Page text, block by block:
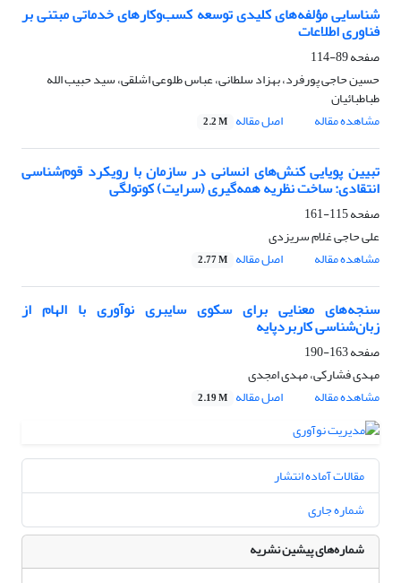
شناسایی مؤلفه‌های کلیدی توسعه کسب‌وکارهای خدماتی مبتنی بر
فناوری اطلاعات
صفحه89-114
حسین حاجی پورفرد، بهزاد سلطانی، عباس طلوعی اشلقی، سید حبیب الله
طباطبائیان
مشاهده مقاله
اصل مقاله 2.2 M
تبیین پویایی کنش‌های انسانی در سازمان با رویکرد قوم‌شناسی
انتقادی: ساخت نظریه همه‌گیری (سرایت) کوتولگی
صفحه115-161
علی حاجی غلام سریزدی
مشاهده مقاله
اصل مقاله 2.77 M
سنجه‌های معنایی برای سکوی سایبری نوآوری با الهام از
زبان‌شناسی کاربردپایه
صفحه163-190
مهدی فشارکی، مهدی امجدی
مشاهده مقاله
اصل مقاله 2.19 M
مقالات آماده انتشار
شماره جاری
شماره‌های پیشین نشریه